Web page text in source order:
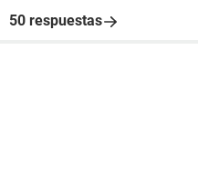
50 respuestas